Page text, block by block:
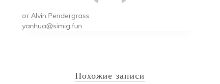
от Alvin Pendergrass
yanhua@simig.fun
Похожие записи